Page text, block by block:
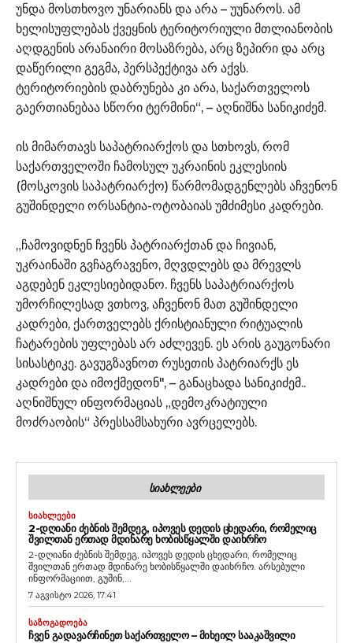
უნდა მოსთხოვო უნარიანს და არა – უუნაროს. ამ
ხელისუფლებას ქვეყნის ტერიტორიული მთლიანობის
აღდგენის არანაირი მოსაზრება, არც ზეპირი და არც
დაწერილი გეგმა, პერსპექტივა არ აქვს.
ტერიტორიების დაბრუნება კი არა, საქართველოს
გაერთიანებაა სწორი ტერმინი“, – აღნიშნა სანიკიძემ.
ის მიმართავს საპატრიარქოს და სთხოვს, რომ
საქართველოში ჩამოსულ უკრაინის ეკლესიის
(მოსკოვის საპატრიარქო) წარმომადგენლებს აჩვენონ
გუშინდელი ორსანტია-ოტობაიას უმძიმესი კადრები.
„ჩამოვიდნენ ჩვენს პატრიარქთან და ჩივიან,
უკრაინაში გვჩაგრავენო, მღვდლებს და მრევლს
აგდებენ ეკლესიებიდანო. ჩვენს საპატრიარქოს
უმორჩილესად ვთხოვ, აჩვენონ მათ გუშინდელი
კადრები, ქართველებს ქრისტიანული რიტუალის
ჩატარების უფლებას არ აძლევენ. ეს არის გაუგონარი
სისასტიკე. გავუგზავნოთ რუსეთის პატრიარქს ეს
კადრები და იმოქმედონ", – განაცხადა სანიკიძემ..
აღნიშნულ ინფორმაციას „დემოკრატიული
მოძრაობის“ პრესსამსახური ავრცელებს.
ᲡᲘᲐᲮᲚᲔᲔᲑᲘ
ᲡᲘᲐᲮᲚᲔᲔᲑᲘ
2-ᲓᲦᲘᲐᲜᲘ ᲫᲔᲑᲜᲘᲡ ᲨᲔᲛᲓᲔᲒ, ᲘᲞᲝᲕᲔᲡ ᲓᲔᲓᲘᲡ ᲪᲮᲔᲓᲐᲠᲘ, ᲠᲝᲛᲔᲚᲘᲪ
ᲨᲕᲘᲚᲗᲐᲜ ᲔᲠᲗᲐᲓ ᲛᲓᲘᲜᲐᲠᲔ ᲮᲝᲑᲘᲡᲬᲧᲐᲚᲨᲘ ᲓᲐᲘᲮᲠᲩᲝ
2-დღიანი ძებნის შემდეგ, იპოვეს დედის ცხედარი, რომელიც
შვილთან ერთად მდინარე ხობისწყალში დაიხრჩო. არსებული
ინფორმაციით, გუშინ,...
7 აგვისტო 2026, 17:41
ᲡᲐᲖᲝᲒᲐᲓᲝᲔᲑᲐ
ᲩᲕᲔᲜ ᲒᲐᲓᲐᲕᲐᲠᲩᲘᲜᲔᲗ ᲡᲐᲥᲐᲠᲗᲕᲔᲚᲝ – ᲛᲘᲮᲔᲘᲚ ᲡᲐᲐᲙᲐᲨᲕᲘᲚᲘ